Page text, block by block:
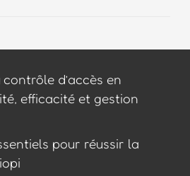
d’accès en
efficacité et gestion
pour réussir la